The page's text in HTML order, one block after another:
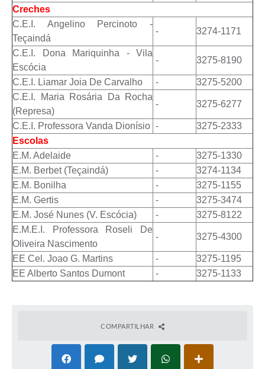
Creches
C.E.I. Angelino Percinoto -
Teçaindá
- 3274-1171
C.E.I. Dona Mariquinha - Vila
Escócia
- 3275-8190
C.E.I. Liamar Joia De Carvalho -
3275-5200
C.E.I. Maria Rosária Da Rocha
(Represa)
- 3275-6277
C.E.I. Professora Vanda Dionísio -
3275-2333
Escolas
E.M. Adelaide
-
3275-1330
E.M. Berbet (Teçaindá)
-
3274-1134
E.M. Bonilha
-
3275-1155
E.M. Gertis
-
3275-3474
E.M. José Nunes (V. Escócia)
-
3275-8122
E.M.E.I. Professora Roseli De
Oliveira Nascimento
- 3275-4300
EE Cel. Joao G. Martins -
3275-1195
EE Alberto Santos Dumont
- 3275-1133
COMPARTILHAR